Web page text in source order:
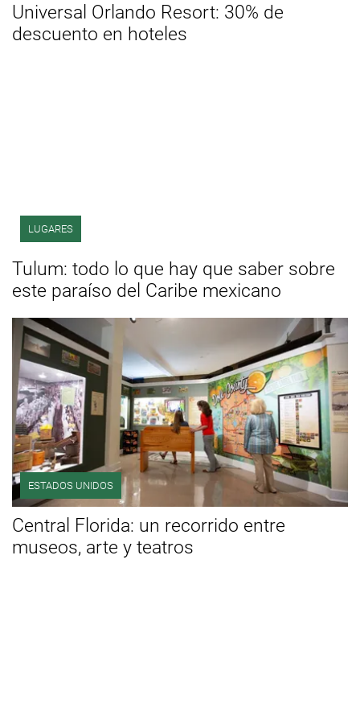
Universal Orlando Resort: 30% de
descuento en hoteles
LUGARES
Tulum: todo lo que hay que saber sobre
este paraíso del Caribe mexicano
ESTADOS UNIDOS
Central Florida: un recorrido entre
museos, arte y teatros